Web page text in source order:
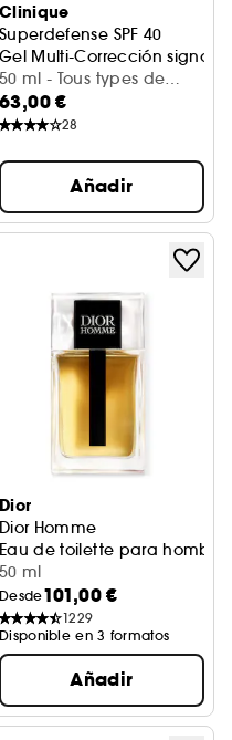
Clinique
Superdefense SPF 40
Gel Multi-Corrección signos
50 ml - Tous types de
peaux
63,00 €
28
Añadir
hombre - Envase 125 ml
Dior
Dior Homme
Eau de toilette para
50 ml
Desde101,00 €
1229
Disponible en 3 formatos
Añadir